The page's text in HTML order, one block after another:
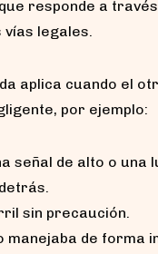
responde a
legales.
aplica cuando el
por ejemplo:
señal de alto o una
sin precaución.
manejaba de forma